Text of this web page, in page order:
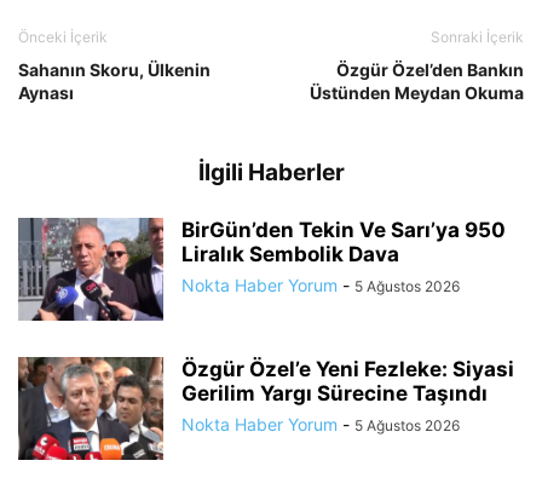
Önceki İçerik
Sahanın Skoru, Ülkenin
Aynası
Sonraki İçerik
Özgür Özel’den Bankın
Üstünden Meydan Okuma
İlgili Haberler
BirGün’den Tekin Ve Sarı’ya 950
Liralık Sembolik Dava
Nokta Haber Yorum - 5 Ağustos 2026
Özgür Özel’e Yeni Fezleke: Siyasi
Gerilim Yargı Sürecine Taşındı
Nokta Haber Yorum - 5 Ağustos 2026